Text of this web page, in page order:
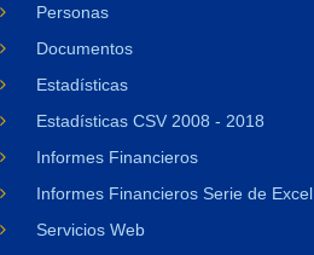
Personas
Documentos
Estadísticas
Estadísticas CSV 2008 - 2018
Informes Financieros
Informes Financieros Serie de Excel
Servicios Web